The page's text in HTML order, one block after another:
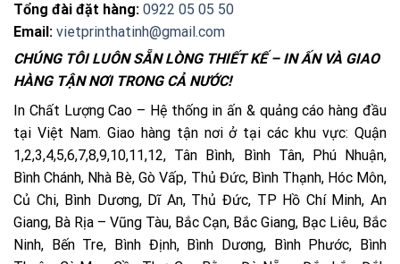
Tổng đài đặt hàng: 0922 05 05 50
Email: vietprinthatinh@gmail.com
CHÚNG TÔI LUÔN SẴN LÒNG THIẾT KẾ – IN ẤN VÀ GIAO
HÀNG TẬN NƠI TRONG CẢ NƯỚC!
In Chất Lượng Cao – Hệ thống in ấn & quảng cáo hàng đầu
tại Việt Nam. Giao hàng tận nơi ở tại các khu vực: Quận
1,2,3,4,5,6,7,8,9,10,11,12, Tân Bình, Bình Tân, Phú Nhuận,
Bình Chánh, Nhà Bè, Gò Vấp, Thủ Đức, Bình Thạnh, Hóc Môn,
Củ Chi, Bình Dương, Dĩ An, Thủ Đức, TP Hồ Chí Minh, An
Giang, Bà Rịa – Vũng Tàu, Bắc Cạn, Bắc Giang, Bạc Liêu, Bắc
Ninh, Bến Tre, Bình Định, Bình Dương, Bình Phước, Bình